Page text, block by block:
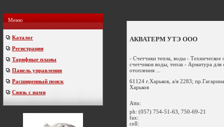
Меню
Каталог
Регистрация
Тарифные планы
Панель управления
Расширенный поиск
Связь с нами
АКВАТЕРМ УТЭ ООО
- Счетчики тепла, воды - Техническое
счетчиков воды, тепла - Арматура для
отопления ...
61124 г.Харьков, а/я 2283;
Харьков
Attn:
ph: (057) 754-51-63, 750-69-21
fax:
cell: